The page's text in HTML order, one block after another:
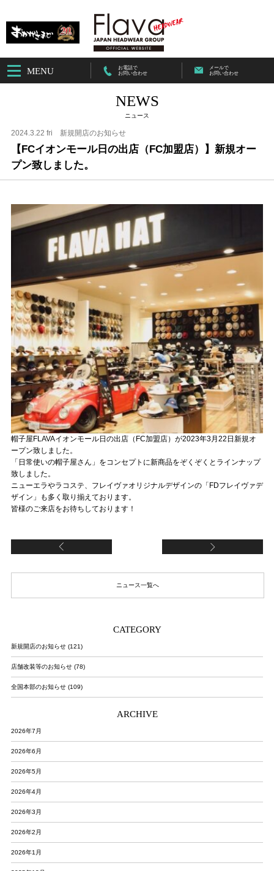
MENU
お電話で
お問い合わせ
メールで
お問い合わせ
NEWS
ニュース
2024.3.22 fri 新規開店のお知らせ
【FCイオンモール日の出店（FC加盟店）】新規オー
プン致しました。
帽子屋FLAVAイオンモール日の出店（FC加盟店）が2023年3月22日新規オ
ープン致しました。
「日常使いの帽子屋さん」をコンセプトに新商品をぞくぞくとラインナップ
致しました。
ニューエラやラコステ、フレイヴァオリジナルデザインの「FDフレイヴァデ
ザイン」も多く取り揃えております。
皆様のご来店をお待ちしております！
【FC岡山表町商店街店（FC加盟店）】新規オ
ニュース一覧へ
CATEGORY
新規開店のお知らせ (121)
店舗改装等のお知らせ (78)
全国本部のお知らせ (109)
ARCHIVE
2026年7月
2026年6月
2026年5月
2026年4月
2026年3月
2026年2月
2026年1月